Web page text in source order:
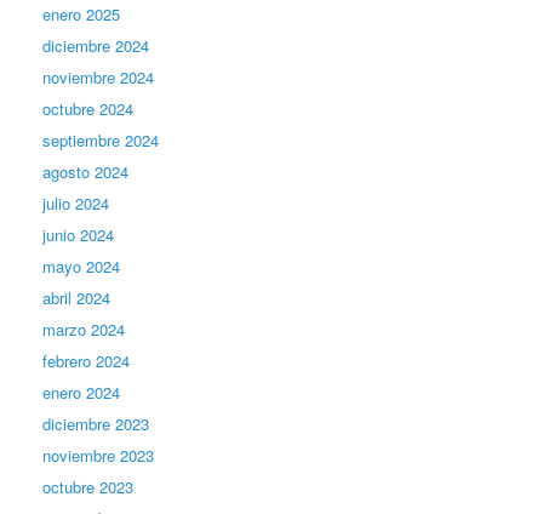
enero 2025
diciembre 2024
noviembre 2024
octubre 2024
septiembre 2024
agosto 2024
julio 2024
junio 2024
mayo 2024
abril 2024
marzo 2024
febrero 2024
enero 2024
diciembre 2023
noviembre 2023
octubre 2023